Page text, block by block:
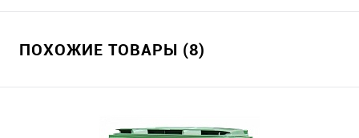
В избранное
ПОХОЖИЕ ТОВАРЫ (8)